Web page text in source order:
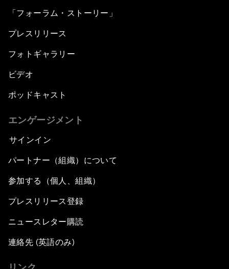
「フォーラム・ストーリー」
プレスリリース
フォトギャラリー
ビデオ
ポッドキャスト
エンゲージメント
サインイン
パートナー（組織）について
参加する（個人、組織）
プレスリリース登録
ニュースレター購読
連絡先 (英語のみ)